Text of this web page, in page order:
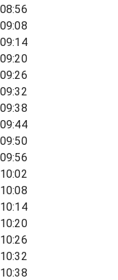
08:56
09:08
09:14
09:20
09:26
09:32
09:38
09:44
09:50
09:56
10:02
10:08
10:14
10:20
10:26
10:32
10:38